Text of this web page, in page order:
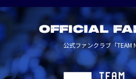
OFFICIAL
公式ファンクラブ「TEAM